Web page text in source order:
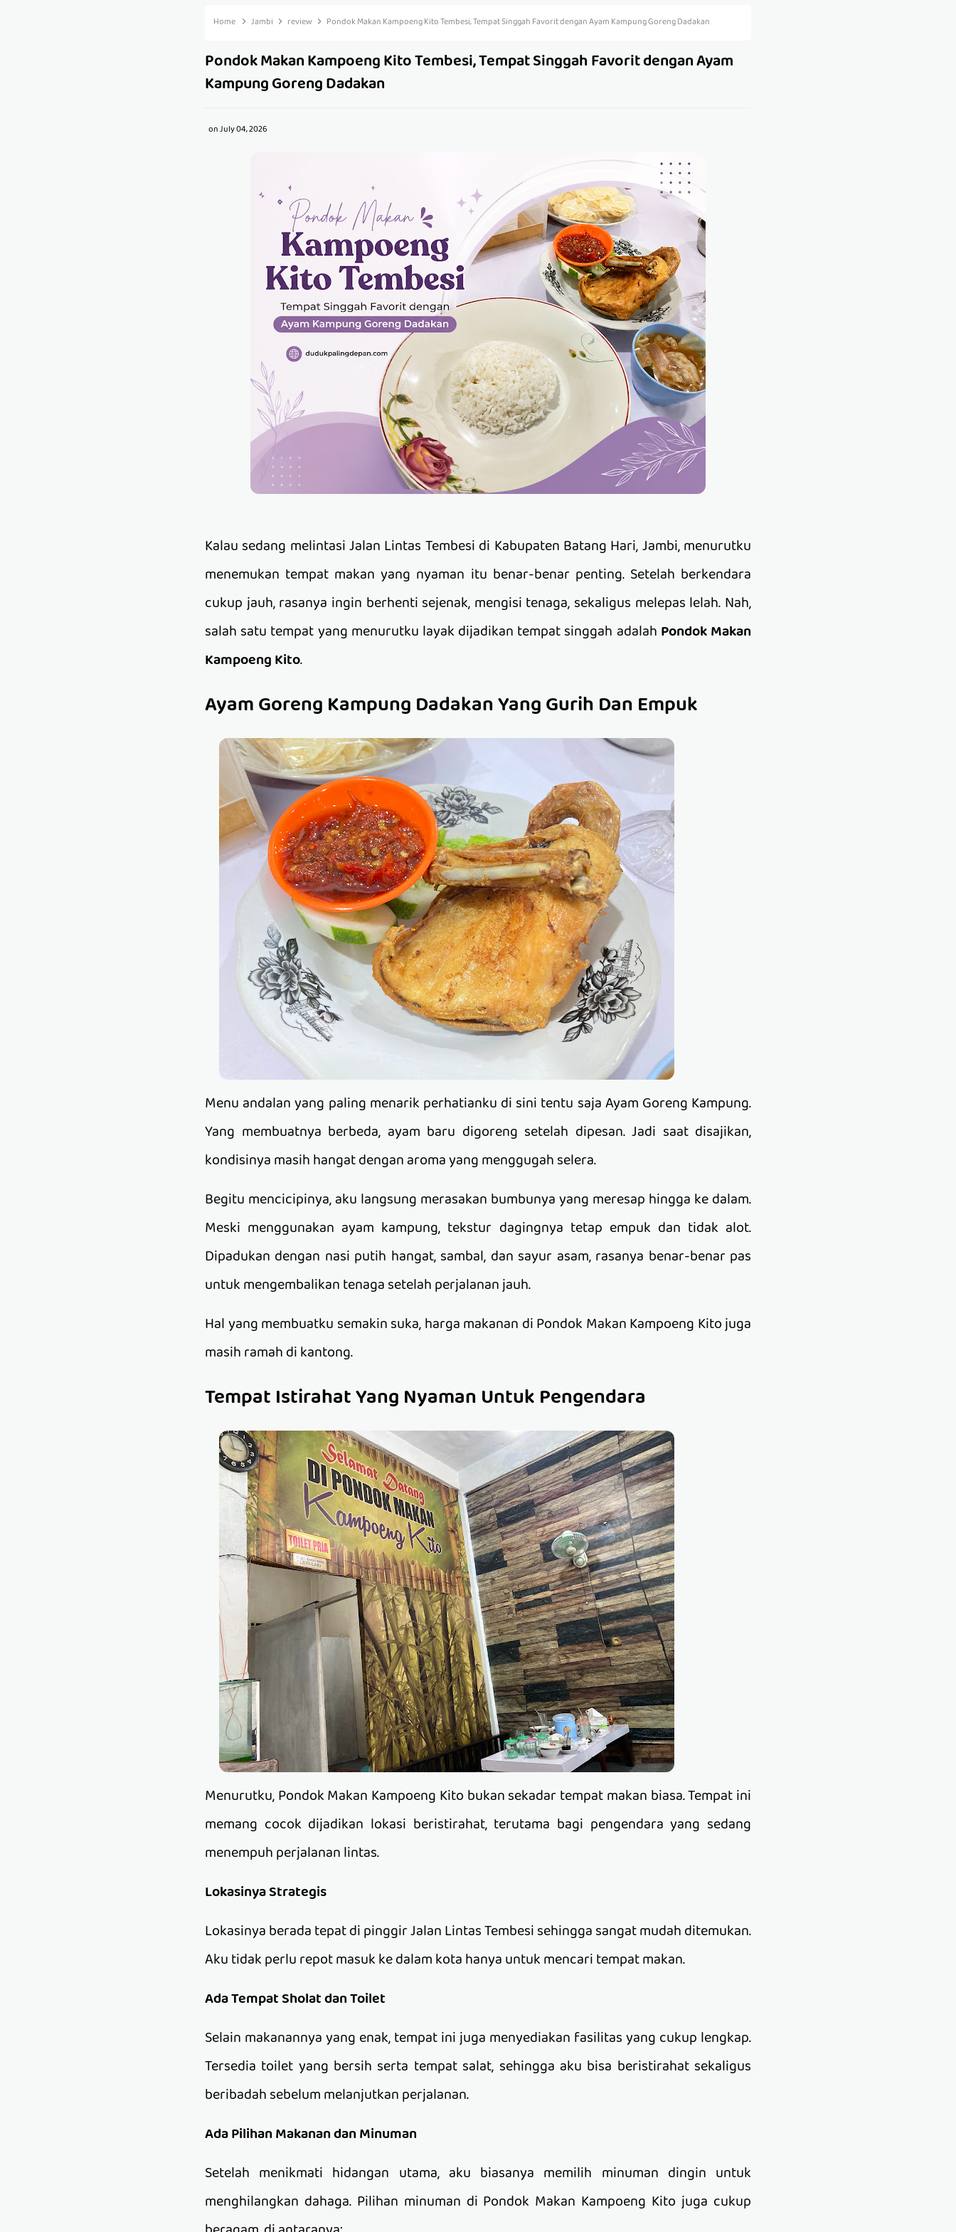
Home Jambi review Pondok Makan Kampoeng Kito Tembesi, Tempat Singgah Favorit dengan Ayam Kampung Goreng Dadakan
Pondok Makan Kampoeng Kito Tembesi, Tempat Singgah Favorit dengan Ayam
Kampung Goreng Dadakan
onJuly 04, 2026
Kalau sedang melintasi Jalan Lintas Tembesi di Kabupaten Batang Hari, Jambi, menurutku
menemukan tempat makan yang nyaman itu benar-benar penting. Setelah berkendara
cukup jauh, rasanya ingin berhenti sejenak, mengisi tenaga, sekaligus melepas lelah. Nah,
salah satu tempat yang menurutku layak dijadikan tempat singgah adalah Pondok Makan
Kampoeng Kito.
Ayam Goreng Kampung Dadakan Yang Gurih Dan Empuk
Menu andalan yang paling menarik perhatianku di sini tentu saja Ayam Goreng Kampung.
Yang membuatnya berbeda, ayam baru digoreng setelah dipesan. Jadi saat disajikan,
kondisinya masih hangat dengan aroma yang menggugah selera.
Begitu mencicipinya, aku langsung merasakan bumbunya yang meresap hingga ke dalam.
Meski menggunakan ayam kampung, tekstur dagingnya tetap empuk dan tidak alot.
Dipadukan dengan nasi putih hangat, sambal, dan sayur asam, rasanya benar-benar pas
untuk mengembalikan tenaga setelah perjalanan jauh.
Hal yang membuatku semakin suka, harga makanan di Pondok Makan Kampoeng Kito juga
masih ramah di kantong.
Tempat Istirahat Yang Nyaman Untuk Pengendara
Menurutku, Pondok Makan Kampoeng Kito bukan sekadar tempat makan biasa. Tempat ini
memang cocok dijadikan lokasi beristirahat, terutama bagi pengendara yang sedang
menempuh perjalanan lintas.
Lokasinya Strategis
Lokasinya berada tepat di pinggir Jalan Lintas Tembesi sehingga sangat mudah ditemukan.
Aku tidak perlu repot masuk ke dalam kota hanya untuk mencari tempat makan.
Ada Tempat Sholat dan Toilet
Selain makanannya yang enak, tempat ini juga menyediakan fasilitas yang cukup lengkap.
Tersedia toilet yang bersih serta tempat salat, sehingga aku bisa beristirahat sekaligus
beribadah sebelum melanjutkan perjalanan.
Ada Pilihan Makanan dan Minuman
Setelah menikmati hidangan utama, aku biasanya memilih minuman dingin untuk
menghilangkan dahaga. Pilihan minuman di Pondok Makan Kampoeng Kito juga cukup